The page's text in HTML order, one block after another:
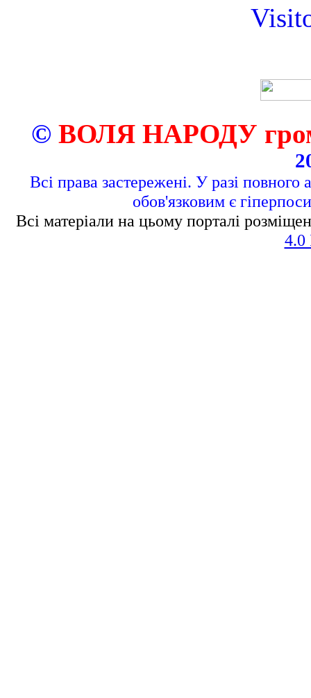
© ВОЛЯ НАРОДУ
Всі права застережені. У разі повного
обов'язковим є
Всі матеріали на цьому порталі
4.0